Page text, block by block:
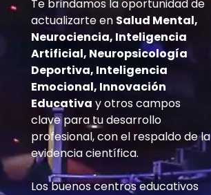
Te brindamos la oportunidad de
actualizarte en Salud Mental,
Neurociencia, Inteligencia
Artificial, Neuropsicología
Deportiva, Inteligencia
Emocional, Innovación
Educativa y otros campos
clave para tu desarrollo
profesional, con el respaldo de la
evidencia científica.
Los buenos centros educativos